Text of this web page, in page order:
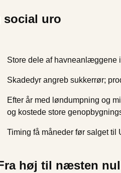
social uro
Store dele af havneanlæggene
Skadedyr angreb sukkerrør;
Efter år med løndumpning og
og kostede store
Timing få måneder før salget til
høj til næsten nul